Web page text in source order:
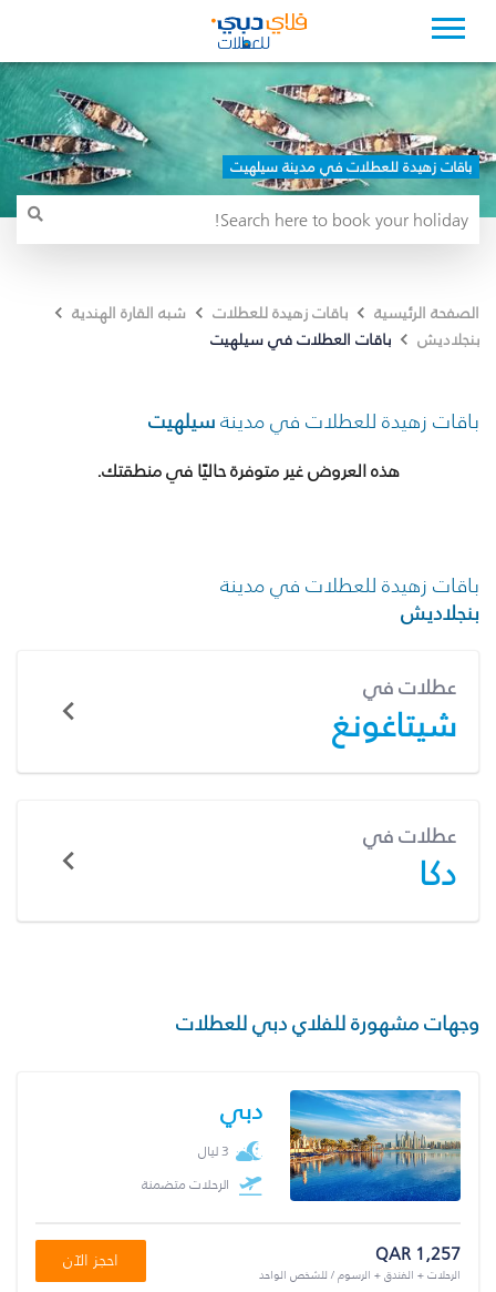
باقات زهيدة للعطلات في مدينة سيلهيت
الصفحة الرئيسية باقات زهيدة للعطلات
شبه القارة الهندية
بنجلاديش
باقات العطلات في سيلهيت
باقات زهيدة للعطلات في مدينةسيلهيت
هذه العروض غير متوفرة حاليًا في منطقتك.
باقات زهيدة للعطلات في مدينة
بنجلاديش
عطلات في
شيتاغونغ
عطلات في
دكا
وجهات مشهورة للفلاي دبي للعطلات
دبي
3 ليال
الرحلات متضمنة
QAR 1,257
الرحلات + الفندق + الرسوم / للشخص الواحد
احجز الآن